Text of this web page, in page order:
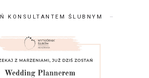
KONSULTANTEM ŚLUBNYM